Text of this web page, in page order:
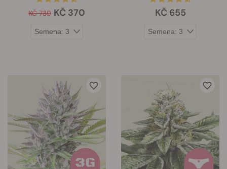
KČ 739 KČ 370 KČ 655